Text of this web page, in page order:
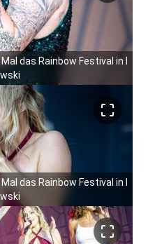
das Rainbow Festival in
crop_free
das Rainbow Festival in
crop_free